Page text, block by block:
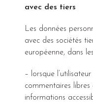
avec des tiers
Les données
avec des sociétés
européenne, dans
– lorsque
commentaires
informations